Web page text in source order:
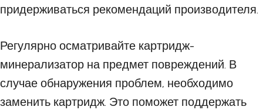
придерживаться рекомендаций производителя.
Регулярно осматривайте картридж-
минерализатор на предмет повреждений. В
случае обнаружения проблем, необходимо
заменить картридж. Это поможет поддержать